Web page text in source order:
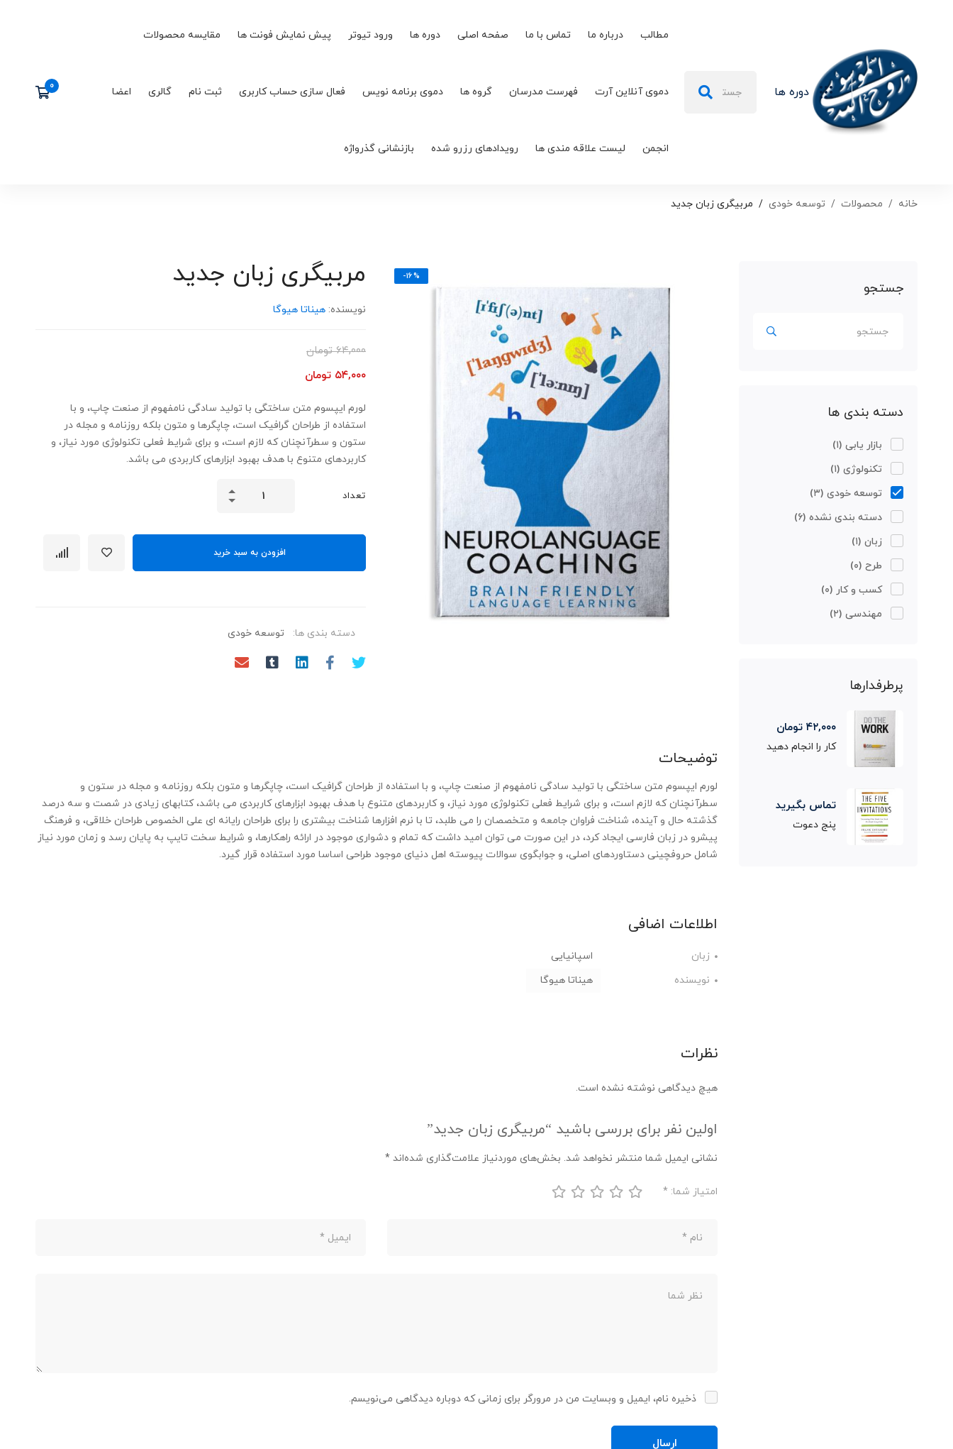
دوره ها
برای:
مطالب درباره ما تماس با ما صفحه اصلی دوره ها ورود تیوتر پیش نمایش فونت ها مقایسه محصولات
دموی آنلاین آرت فهرست مدرسان گروه ها دموی برنامه نویس فعال سازی حساب کاربری ثبت نام گالری اعضا
انجمن لیست علاقه مندی ها رویدادهای رزرو شده بازنشانی گذرواژه
خانه محصولات توسعه خودی مربیگری زبان جدید
جستجو
برای:
دسته بندی ها
بازار یابی (۱)
تکنولوژی (۱)
توسعه خودی (۳)
دسته بندی نشده (۶)
زبان (۱)
طرح (۰)
کسب و کار (۰)
مهندسی (۲)
پرطرفدارها
۴۲,۰۰۰ تومان
کار را انجام دهید
تماس بگیرید
پنج دعوت
-۱۶% مربیگری زبان جدید
نویسنده: هیناتا هیوگا
۶۴,۰۰۰ تومان
۵۴,۰۰۰ تومان
لورم ایپسوم متن ساختگی با تولید سادگی نامفهوم از صنعت چاپ، و با
استفاده از طراحان گرافیک است، چاپگرها و متون بلکه روزنامه و مجله در
ستون و سطرآنچنان که لازم است، و برای شرایط فعلی تکنولوژی مورد نیاز، و
کاربردهای متنوع با هدف بهبود ابزارهای کاربردی می باشد.
تعداد
جدید
افزودن به سبد خرید
دسته بندی ها: توسعه خودی
توضیحات
لورم ایپسوم متن ساختگی با تولید سادگی نامفهوم از صنعت چاپ، و با استفاده از طراحان گرافیک است، چاپگرها و متون بلکه روزنامه و مجله در ستون و
سطرآنچنان که لازم است، و برای شرایط فعلی تکنولوژی مورد نیاز، و کاربردهای متنوع با هدف بهبود ابزارهای کاربردی می باشد، کتابهای زیادی در شصت و سه درصد
گذشته حال و آینده، شناخت فراوان جامعه و متخصصان را می طلبد، تا با نرم افزارها شناخت بیشتری را برای طراحان رایانه ای علی الخصوص طراحان خلاقی، و فرهنگ
پیشرو در زبان فارسی ایجاد کرد، در این صورت می توان امید داشت که تمام و دشواری موجود در ارائه راهکارها، و شرایط سخت تایپ به پایان رسد و زمان مورد نیاز
شامل حروفچینی دستاوردهای اصلی، و جوابگوی سوالات پیوسته اهل دنیای موجود طراحی اساسا مورد استفاده قرار گیرد.
اطلاعات اضافی
زبان
اسپانیایی
نویسنده
هیناتا هیوگا
نظرات
هیچ دیدگاهی نوشته نشده است.
اولین نفر برای بررسی باشید “مربیگری زبان جدید”
نشانی ایمیل شما منتشر نخواهد شد. بخش‌های موردنیاز علامت‌گذاری شده‌اند *
امتیاز شما: *
ذخیره نام، ایمیل و وبسایت من در مرورگر برای زمانی که دوباره دیدگاهی می‌نویسم.